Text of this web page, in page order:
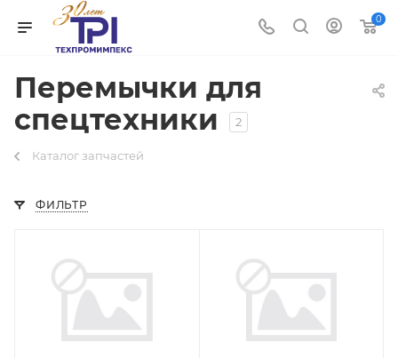
0
Перемычки для
спецтехники
2
Каталог запчастей
ФИЛЬТР